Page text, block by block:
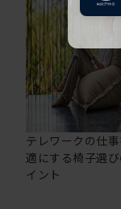
テレワークの仕
適にする椅子選
イント